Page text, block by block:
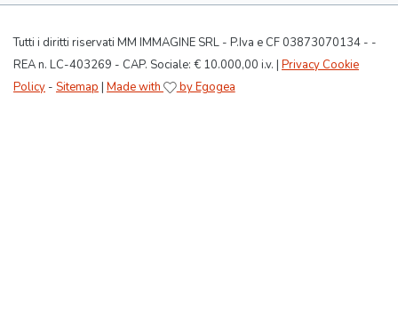
Tutti i diritti riservati MM IMMAGINE SRL - P.Iva e CF 03873070134 - -
REA n. LC-403269 - CAP. Sociale: € 10.000,00 i.v. | Privacy Cookie
Policy - Sitemap | Made with by Egogea